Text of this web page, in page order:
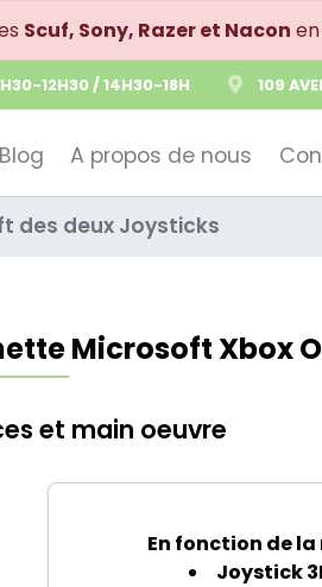
Scuf, Sony, Razer et Nacon
12H30 / 14H30-18H 109
Blog A propos de nous
des deux Joysticks
Microsoft Xbox
et main oeuvre
En fonction de
Joystick